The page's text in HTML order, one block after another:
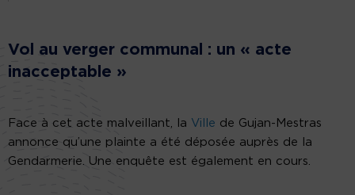
Vol au verger communal : un « acte
inacceptable »
Face à cet acte malveillant, la Ville de Gujan-Mestras
annonce qu’une plainte a été déposée auprès de la
Gendarmerie. Une enquête est également en cours.